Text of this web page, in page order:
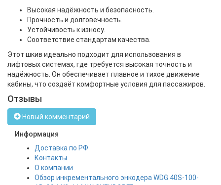
Высокая надёжность и безопасность.
Прочность и долговечность.
Устойчивость к износу.
Соответствие стандартам качества.
Этот шкив идеально подходит для использования в
лифтовых системах, где требуется высокая точность и
надёжность. Он обеспечивает плавное и тихое движение
кабины, что создаёт комфортные условия для пассажиров.
Отзывы
Новый комментарий
Информация
Доставка по РФ
Контакты
О компании
Обзор инкрементального энкодера WDG 40S-100-